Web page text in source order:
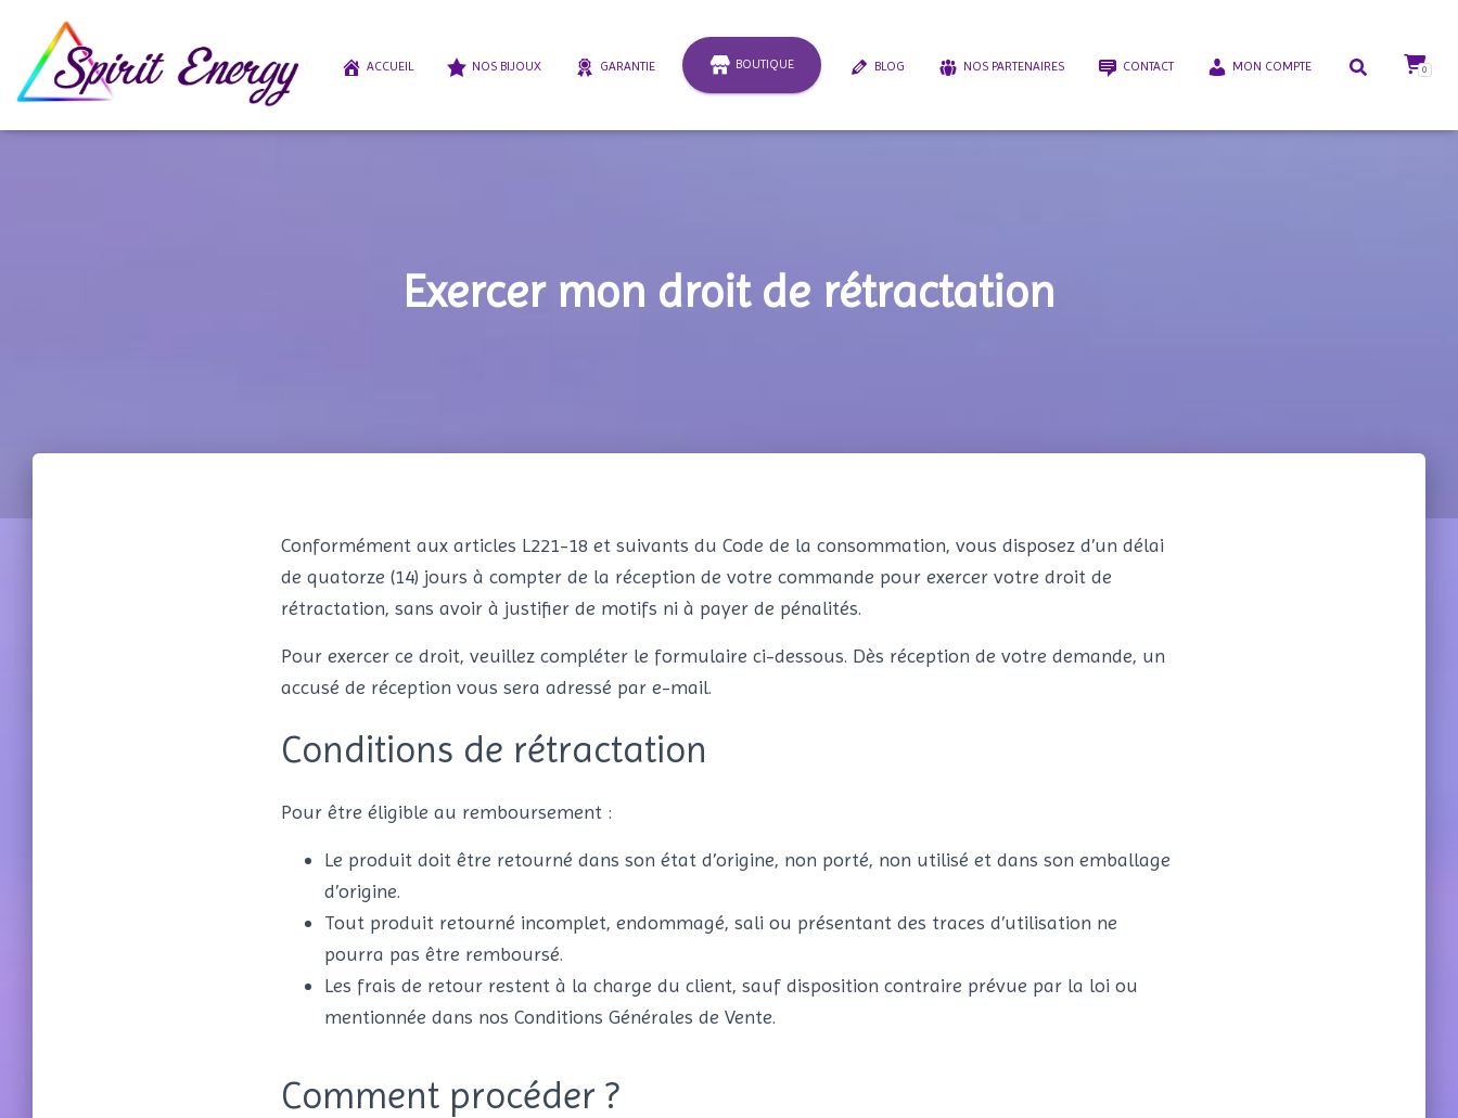
ACCUEIL NOS BIJOUX GARANTIE BOUTIQUE BLOG NOS PARTENAIRES CONTACT MON COMPTE 0
Exercer mon droit de rétractation
Conformément aux articles L221-18 et suivants du Code de la consommation, vous disposez d’un délai
de quatorze (14) jours à compter de la réception de votre commande pour exercer votre droit de
rétractation, sans avoir à justifier de motifs ni à payer de pénalités.
Pour exercer ce droit, veuillez compléter le formulaire ci-dessous. Dès réception de votre demande, un
accusé de réception vous sera adressé par e-mail.
Conditions de rétractation
Pour être éligible au remboursement :
Le produit doit être retourné dans son état d’origine, non porté, non utilisé et dans son emballage
d’origine.
Tout produit retourné incomplet, endommagé, sali ou présentant des traces d’utilisation ne
pourra pas être remboursé.
Les frais de retour restent à la charge du client, sauf disposition contraire prévue par la loi ou
mentionnée dans nos Conditions Générales de Vente.
Comment procéder ?